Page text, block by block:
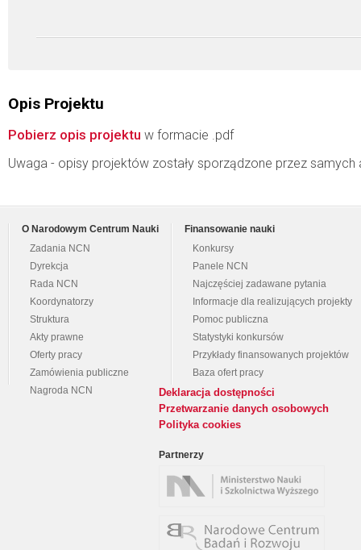
Opis Projektu
Pobierz opis projektu w formacie .pdf
Uwaga - opisy projektów zostały sporządzone przez
O Narodowym Centrum Nauki
Zadania NCN
Dyrekcja
Rada NCN
Koordynatorzy
Struktura
Akty prawne
Oferty pracy
Zamówienia publiczne
Nagroda NCN
Finansowanie nauki
Konkursy
Panele NCN
Najczęściej zadawane pytania
Informacje dla realizujących projekty
Pomoc publiczna
Statystyki konkursów
Przykłady finansowanych projektów
Baza ofert pracy
Deklaracja dostępności
Przetwarzanie danych osobowych
Polityka cookies
Partnerzy